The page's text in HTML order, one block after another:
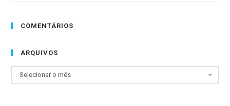
COMENTÁRIOS
ARQUIVOS
Selecionar o mês